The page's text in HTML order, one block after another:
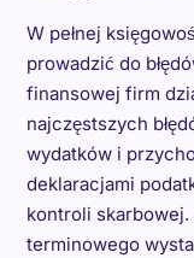
W pełnej
prowadzić do
finansowej firm
najczęstszych
wydatków i
deklaracjami
kontroli
terminowego